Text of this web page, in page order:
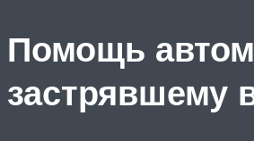
Помощь
застрявшему